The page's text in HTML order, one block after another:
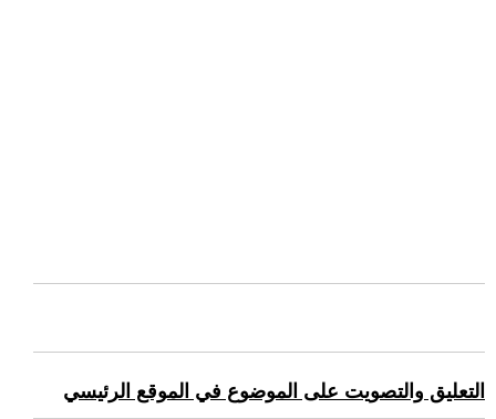
التعليق والتصويت على الموضوع في الموقع الرئيسي